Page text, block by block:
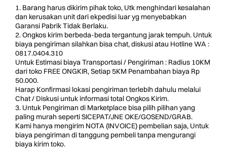
1. Barang harus dikirim pihak toko, Utk menghindari kesalahan
dan kerusakan unit dari ekpedisi luar yg menyebabkan
Garansi Pabrik Tidak Berlaku.
2. Ongkos kirim berbeda-beda tergantung jarak tempuh. Untuk
biaya pengiriman silahkan bisa chat, diskusi atau Hotline WA :
0817.0404.310
Untuk Estimasi biaya Transportasi / Pengiriman : Radius 10KM
dari toko FREE ONGKIR, Setiap 5KM Penambahan biaya Rp
50.000.
Harap Konfirmasi lokasi pengiriman terlebih dahulu melalui
Chat / Diskusi untuk informasi total Ongkos Kirim.
3. Untuk Pengiriman di Marketplace bisa pilih pilihan yang
paling murah seperti SICEPAT/JNE OKE/GOSEND/GRAB.
Kami hanya mengirim NOTA (INVOICE) pembelian saja, Untuk
biaya pengiriman di tanggung pembeli tanpa mengurangi
biaya kirim toko.